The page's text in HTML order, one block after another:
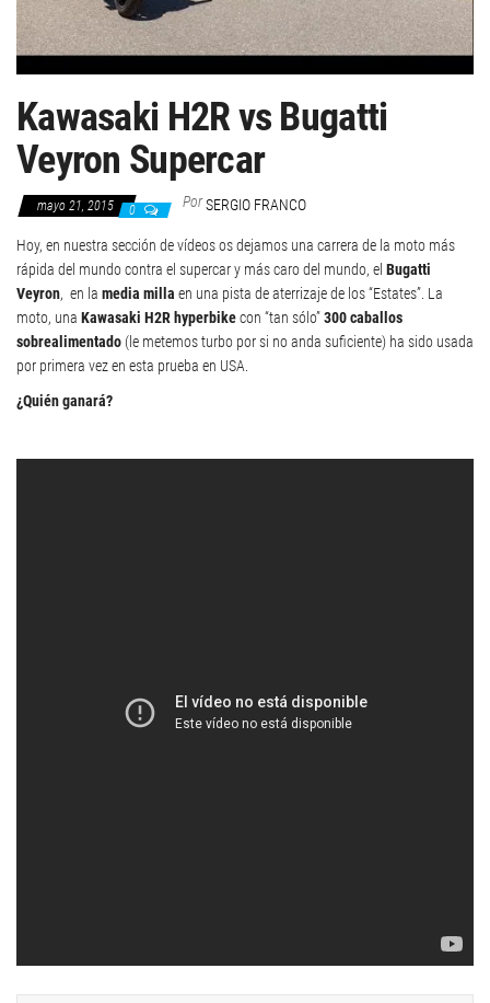
Kawasaki H2R vs Bugatti
Veyron Supercar
mayo 21, 2015 0 PorSERGIO FRANCO
Hoy, en nuestra sección de vídeos os dejamos una carrera de la moto más
rápida del mundo contra el supercar y más caro del mundo, el Bugatti
Veyron, en la media milla en una pista de aterrizaje de los “Estates”. La
moto, una Kawasaki H2R hyperbikecon “tan sólo”300 caballos
sobrealimentado (le metemos turbo por si no anda suficiente) ha sido usada
por primera vez en esta prueba en USA.
¿Quién ganará?